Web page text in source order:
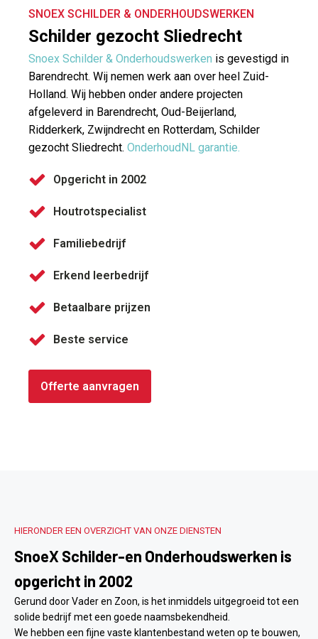
SNOEX SCHILDER & ONDERHOUDSWERKEN
Schilder gezocht Sliedrecht
Snoex Schilder & Onderhoudswerken is gevestigd in
Barendrecht. Wij nemen werk aan over heel Zuid-
Holland. Wij hebben onder andere projecten
afgeleverd in Barendrecht, Oud-Beijerland,
Ridderkerk, Zwijndrecht en Rotterdam, Schilder
gezocht Sliedrecht. OnderhoudNL garantie.
Opgericht in 2002
Houtrotspecialist
Familiebedrijf
Erkend leerbedrijf
Betaalbare prijzen
Beste service
Offerte aanvragen
HIERONDER EEN OVERZICHT VAN ONZE DIENSTEN
SnoeX Schilder-en Onderhoudswerken is
opgericht in 2002
Gerund door Vader en Zoon, is het inmiddels uitgegroeid tot een
solide bedrijf met een goede naamsbekendheid.
We hebben een fijne vaste klantenbestand weten op te bouwen,